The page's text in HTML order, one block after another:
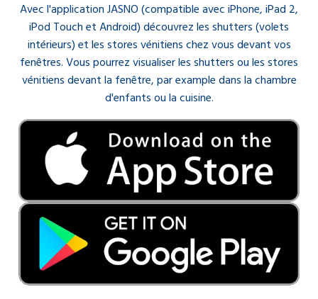
Avec l'application JASNO (compatible avec iPhone, iPad 2,
iPod Touch et Android) découvrez les shutters (volets
intérieurs) et les stores vénitiens chez vous devant vos
fenêtres. Vous pourrez visualiser les shutters ou les stores
vénitiens devant la fenêtre, par example dans la chambre
d'enfants ou la cuisine.